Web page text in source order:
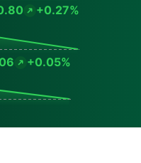
+0.27%
+0.05%